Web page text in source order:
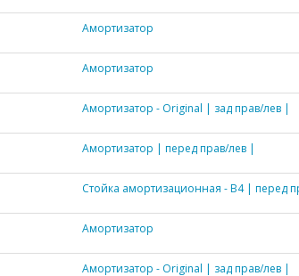
Амортизатор
Амортизатор
Амортизатор - Original | зад прав/лев |
Амортизатор | перед прав/лев |
Стойка амортизационная - B4 | перед
Амортизатор
Амортизатор - Original | зад прав/лев |